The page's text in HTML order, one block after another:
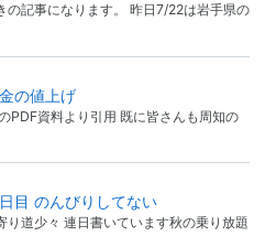
の記事になります。 昨日7/22は岩手県の
の値上げ
PDF資料より引用 既に皆さんも周知の
目 のんびりしてない
り道少々 連日書いています秋の乗り放題